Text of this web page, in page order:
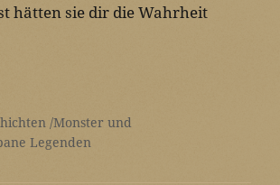
hätten sie dir die Wahrheit
Monster und
Legenden